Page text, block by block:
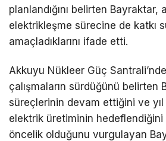
planlandığını belirten Bayraktar,
elektrikleşme sürecine de katkı
amaçladıklarını ifade etti.
Akkuyu Nükleer Güç
çalışmaların sürdüğünü belirten
süreçlerinin devam ettiğini ve
elektrik üretiminin
öncelik olduğunu vurgulayan